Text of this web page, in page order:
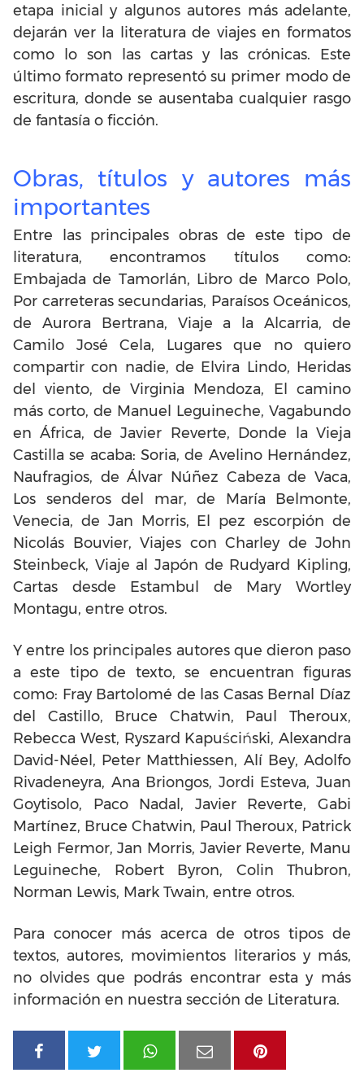
etapa inicial y algunos autores más adelante,
dejarán ver la literatura de viajes en formatos
como lo son las cartas y las crónicas. Este
último formato representó su primer modo de
escritura, donde se ausentaba cualquier rasgo
de fantasía o ficción.
Obras, títulos y autores más
importantes
Entre las principales obras de este tipo de
literatura, encontramos títulos como:
Embajada de Tamorlán, Libro de Marco Polo,
Por carreteras secundarias, Paraísos Oceánicos,
de Aurora Bertrana, Viaje a la Alcarria, de
Camilo José Cela, Lugares que no quiero
compartir con nadie, de Elvira Lindo, Heridas
del viento, de Virginia Mendoza, El camino
más corto, de Manuel Leguineche, Vagabundo
en África, de Javier Reverte, Donde la Vieja
Castilla se acaba: Soria, de Avelino Hernández,
Naufragios, de Álvar Núñez Cabeza de Vaca,
Los senderos del mar, de María Belmonte,
Venecia, de Jan Morris, El pez escorpión de
Nicolás Bouvier, Viajes con Charley de John
Steinbeck, Viaje al Japón de Rudyard Kipling,
Cartas desde Estambul de Mary Wortley
Montagu, entre otros.
Y entre los principales autores que dieron paso
a este tipo de texto, se encuentran figuras
como: Fray Bartolomé de las Casas Bernal Díaz
del Castillo, Bruce Chatwin, Paul Theroux,
Rebecca West, Ryszard Kapuściński, Alexandra
David-Néel, Peter Matthiessen, Alí Bey, Adolfo
Rivadeneyra, Ana Briongos, Jordi Esteva, Juan
Goytisolo, Paco Nadal, Javier Reverte, Gabi
Martínez, Bruce Chatwin, Paul Theroux, Patrick
Leigh Fermor, Jan Morris, Javier Reverte, Manu
Leguineche, Robert Byron, Colin Thubron,
Norman Lewis, Mark Twain, entre otros.
Para conocer más acerca de otros tipos de
textos, autores, movimientos literarios y más,
no olvides que podrás encontrar esta y más
información en nuestra sección de Literatura.